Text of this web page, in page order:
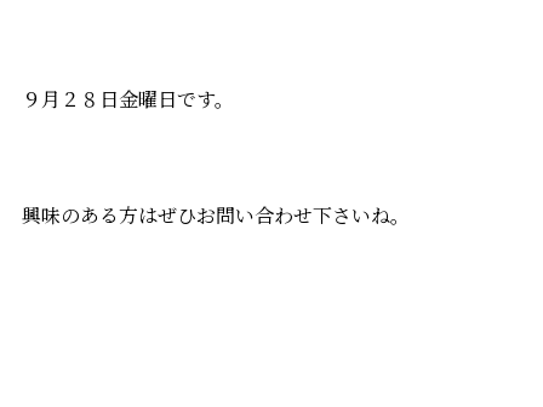
９月２８日金曜日です。
興味のある方はぜひお問い合わせ下さいね。